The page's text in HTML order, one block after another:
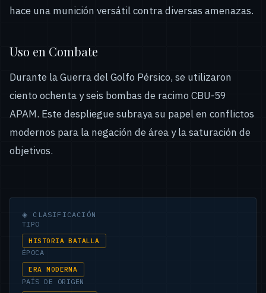
hace una munición versátil contra diversas amenazas.
Uso en Combate
Durante la Guerra del Golfo Pérsico, se utilizaron
ciento ochenta y seis bombas de racimo CBU-59
APAM. Este despliegue subraya su papel en conflictos
modernos para la negación de área y la saturación de
objetivos.
◈ CLASIFICACIÓN
TIPO
HISTORIA BATALLA
ÉPOCA
ERA MODERNA
PAÍS DE ORIGEN